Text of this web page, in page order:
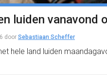
luiden vanavond
door Sebastiaan Scheffer
hele land luiden